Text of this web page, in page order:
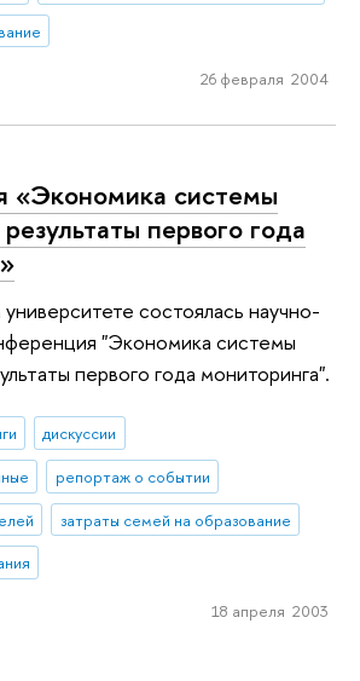
26 февраля 2004
«Экономика системы
первого года
состоялась научно-
"Экономика системы
первого года мониторинга".
дискуссии
репортаж о событии
затраты семей на образование
18 апреля 2003